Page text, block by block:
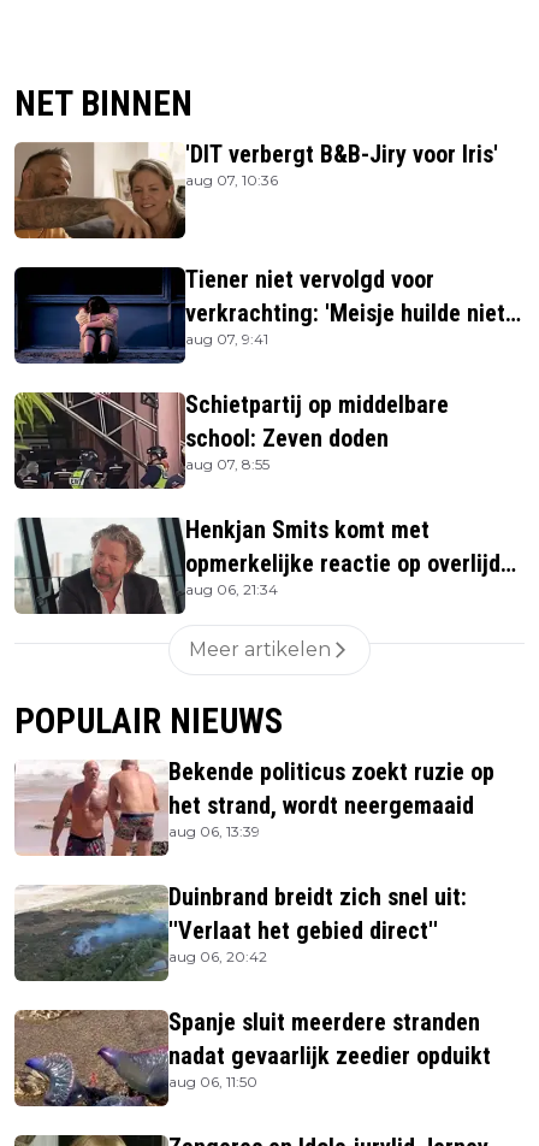
NET BINNEN
'DIT verbergt B&B-Jiry voor Iris'
aug 07, 10:36
Tiener niet vervolgd voor
verkrachting: 'Meisje huilde niet
hard genoeg'
aug 07, 9:41
Schietpartij op middelbare
school: Zeven doden
aug 07, 8:55
Henkjan Smits komt met
opmerkelijke reactie op overlijden
Jerney Kaagman
aug 06, 21:34
Meer artikelen
POPULAIR NIEUWS
Bekende politicus zoekt ruzie op
het strand, wordt neergemaaid
aug 06, 13:39
Duinbrand breidt zich snel uit:
''Verlaat het gebied direct''
aug 06, 20:42
Spanje sluit meerdere stranden
nadat gevaarlijk zeedier opduikt
aug 06, 11:50